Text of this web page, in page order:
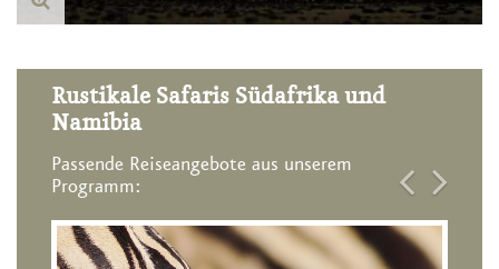
Rustikale Safaris Südafrika und
Namibia
Passende Reiseangebote aus unserem
Programm: